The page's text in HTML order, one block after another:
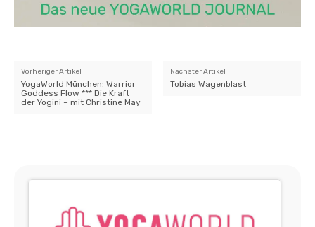
Vorheriger Artikel
YogaWorld München: Warrior
Goddess Flow *** Die Kraft
der Yogini – mit Christine May
Nächster Artikel
Tobias Wagenblast